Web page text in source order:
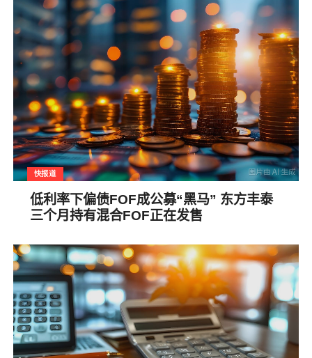
快报道
低利率下偏债FOF成公募“黑马” 东方丰泰
三个月持有混合FOF正在发售